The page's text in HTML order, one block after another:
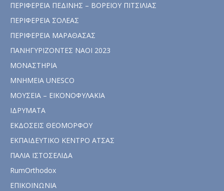
ΠΕΡΙΦΕΡΕΙΑ ΠΕΔΙΝΗΣ – ΒΟΡΕΙΟΥ ΠΙΤΣΙΛΙΑΣ
ΠΕΡΙΦΕΡΕΙΑ ΣΟΛΕΑΣ
ΠΕΡΙΦΕΡΕΙΑ ΜΑΡΑΘΑΣΑΣ
ΠΑΝΗΓΥΡΙΖΟΝΤΕΣ ΝΑΟΙ 2023
ΜΟΝΑΣΤΗΡΙΑ
ΜΝΗΜΕΙΑ UNESCO
ΜΟΥΣΕΙΑ – ΕΙΚΟΝΟΦΥΛΑΚΙΑ
ΙΔΡΥΜΑΤΑ
ΕΚΔΟΣΕΙΣ ΘΕΟΜΟΡΦΟΥ
ΕΚΠΑΙΔΕΥΤΙΚΟ ΚΕΝΤΡΟ ΑΤΣΑΣ
ΠΑΛΙΑ ΙΣΤΟΣΕΛΙΔΑ
RumOrthodox
ΕΠΙΚΟΙΝΩΝΙΑ